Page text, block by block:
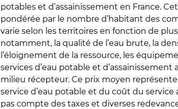
potables et d’assainissement en France.
pondérée par le nombre d’habitant des
varie selon les territoires en fonction de
notamment, la qualité de l’eau brute, la
l’éloignement de la ressource, les
services d’eau potable et
milieu récepteur. Ce prix moyen
service d’eau potable et du coût du
pas compte des taxes et diverses